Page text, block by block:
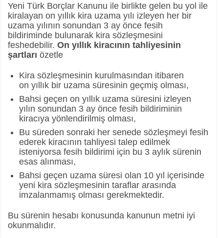
Yeni Türk Borçlar Kanunu ile birlikte gelen bu yol ile
kiralayan on yıllık kira uzama yılı izleyen her bir
uzama yılının sonundan 3 ay önce fesih
bildiriminde bulunarak kira sözleşmesini
feshedebilir. On yıllık kiracının tahliyesinin
şartları özetle
Kira sözleşmesinin kurulmasından itibaren
on yıllık bir uzama süresinin geçmiş olması,
Bahsi geçen on yıllık uzama süresini izleyen
yılın sonundan 3 ay önce fesih bildiriminin
kiracıya yönlendirilmiş olması,
Bu süreden sonraki her senede sözleşmeyi fesih
ederek kiracının tahliyesi talep edilmek
isteniyorsa fesih bildirimi için bu 3 aylık sürenin
esas alınması,
Bahsi geçen uzama süresi olan 10 yıl içerisinde
yeni kira sözleşmesinin taraflar arasında
imzalanmamış olması gerekmektedir.
Bu sürenin hesabı konusunda kanunun metni iyi
okunmalıdır.